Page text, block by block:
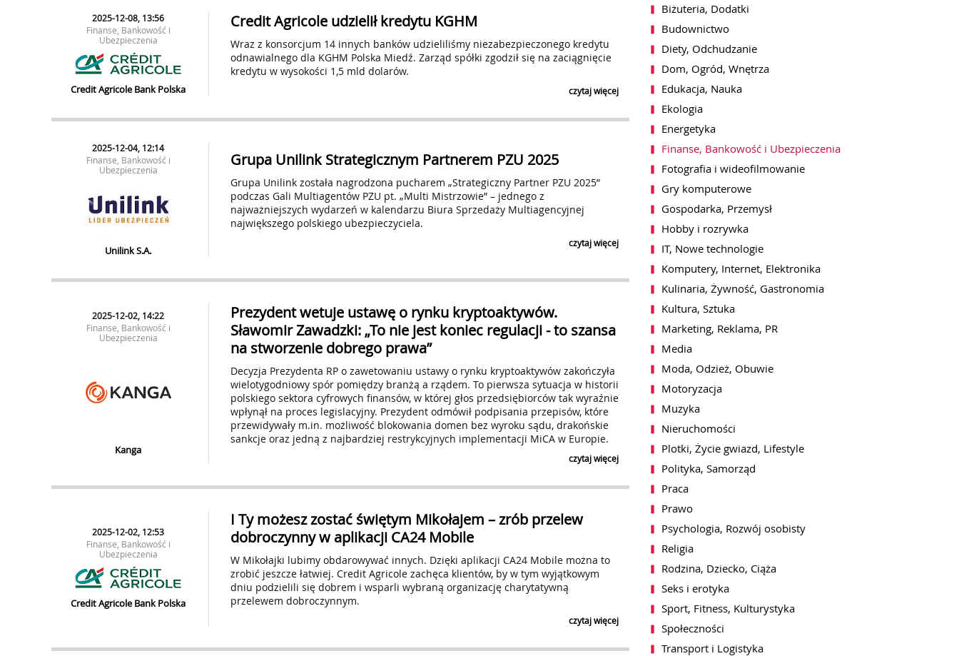
2025-12-08, 13:56
Finanse, Bankowość i
Ubezpieczenia
Credit Agricole Bank Polska
Credit Agricole udzielił kredytu KGHM
Wraz z konsorcjum 14 innych banków udzieliliśmy niezabezpieczonego kredytu
odnawialnego dla KGHM Polska Miedź. Zarząd spółki zgodził się na zaciągnięcie
kredytu w wysokości 1,5 mld dolarów.
czytaj więcej
2025-12-04, 12:14
Finanse, Bankowość i
Ubezpieczenia
Unilink S.A.
Grupa Unilink Strategicznym Partnerem PZU 2025
Grupa Unilink została nagrodzona pucharem „Strategiczny Partner PZU 2025”
podczas Gali Multiagentów PZU pt. „Multi Mistrzowie” – jednego z
najważniejszych wydarzeń w kalendarzu Biura Sprzedaży Multiagencyjnej
największego polskiego ubezpieczyciela.
czytaj więcej
2025-12-02, 14:22
Finanse, Bankowość i
Ubezpieczenia
Kanga
Prezydent wetuje ustawę o rynku kryptoaktywów.
Sławomir Zawadzki: „To nie jest koniec regulacji - to szansa
na stworzenie dobrego prawa”
Decyzja Prezydenta RP o zawetowaniu ustawy o rynku kryptoaktywów zakończyła
wielotygodniowy spór pomiędzy branżą a rządem. To pierwsza sytuacja w historii
polskiego sektora cyfrowych finansów, w której głos przedsiębiorców tak wyraźnie
wpłynął na proces legislacyjny. Prezydent odmówił podpisania przepisów, które
przewidywały m.in. możliwość blokowania domen bez wyroku sądu, drakońskie
sankcje oraz jedną z najbardziej restrykcyjnych implementacji MiCA w Europie.
czytaj więcej
2025-12-02, 12:53
Finanse, Bankowość i
Ubezpieczenia
Credit Agricole Bank Polska
I Ty możesz zostać świętym Mikołajem – zrób przelew
dobroczynny w aplikacji CA24 Mobile
W Mikołajki lubimy obdarowywać innych. Dzięki aplikacji CA24 Mobile można to
zrobić jeszcze łatwiej. Credit Agricole zachęca klientów, by w tym wyjątkowym
dniu podzielili się dobrem i wsparli wybraną organizację charytatywną
przelewem dobroczynnym.
czytaj więcej
Biżuteria, Dodatki
Budownictwo
Diety, Odchudzanie
Dom, Ogród, Wnętrza
Edukacja, Nauka
Ekologia
Energetyka
Finanse, Bankowość i Ubezpieczenia
Fotografia i wideofilmowanie
Gry komputerowe
Gospodarka, Przemysł
Hobby i rozrywka
IT, Nowe technologie
Komputery, Internet, Elektronika
Kulinaria, Żywność, Gastronomia
Kultura, Sztuka
Marketing, Reklama, PR
Media
Moda, Odzież, Obuwie
Motoryzacja
Muzyka
Nieruchomości
Plotki, Życie gwiazd, Lifestyle
Polityka, Samorząd
Praca
Prawo
Psychologia, Rozwój osobisty
Religia
Rodzina, Dziecko, Ciąża
Seks i erotyka
Sport, Fitness, Kulturystyka
Społeczności
Transport i Logistyka
Harmonogram wysyłki*
natychmiast po akceptacji notki przez redakcję
raz dziennie (wiadomość zbiorcza)
Zasięg *
Kategoria tematyczna*
Wyrażam zgodę na przetwarzanie moich danych osobowych przez WhitePress sp. z o.o. z siedzibą
w Bielsku-Białej przy ul. Legionów 26/28, w celu przesyłania mi na podany adres email informacji o
nowych notkach prasowych dodawanych przez użytkowników platformy WhitePress. Więcej
informacji związanych z przetwarzaniem danych osobowych znajdą Państwo w naszej
. Zgoda na przetwarzanie danych w ww. celu może być w każdej chwili cofnięta
poprzezhttps://www.biuroprasowe.pl/newsletter-zmien
, jak również przez kliknięcie w